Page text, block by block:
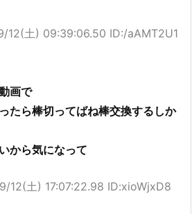
12(土) 09:39:06.50 ID:/aAMT2U1
画で
たら棒切ってばね棒交換するしか
から気になって
12(土) 17:07:22.98 ID:xioWjxD8